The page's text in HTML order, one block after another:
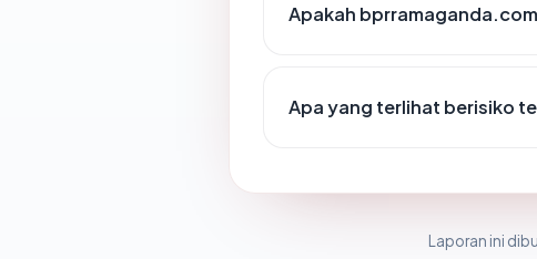
Apakah
Apa yang terlihat berisiko
Laporan ini